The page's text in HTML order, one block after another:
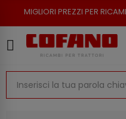
PREZZI PER RICAMBI PER